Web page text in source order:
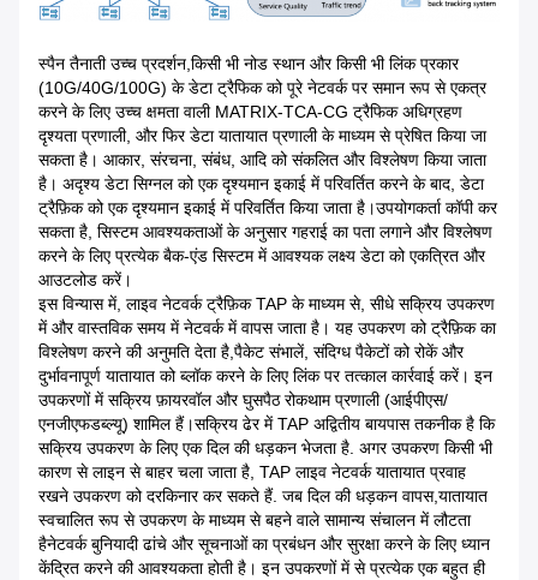
स्पैन तैनाती उच्च प्रदर्शन,किसी भी नोड स्थान और किसी भी लिंक प्रकार
(10G/40G/100G) के डेटा ट्रैफिक को पूरे नेटवर्क पर समान रूप से एकत्र
करने के लिए उच्च क्षमता वाली MATRIX-TCA-CG ट्रैफिक अधिग्रहण
दृश्यता प्रणाली, और फिर डेटा यातायात प्रणाली के माध्यम से प्रेषित किया जा
सकता है। आकार, संरचना, संबंध, आदि को संकलित और विश्लेषण किया जाता
है। अदृश्य डेटा सिग्नल को एक दृश्यमान इकाई में परिवर्तित करने के बाद, डेटा
ट्रैफ़िक को एक दृश्यमान इकाई में परिवर्तित किया जाता है।उपयोगकर्ता कॉपी कर
सकता है, सिस्टम आवश्यकताओं के अनुसार गहराई का पता लगाने और विश्लेषण
करने के लिए प्रत्येक बैक-एंड सिस्टम में आवश्यक लक्ष्य डेटा को एकत्रित और
आउटलोड करें।
इस विन्यास में, लाइव नेटवर्क ट्रैफ़िक TAP के माध्यम से, सीधे सक्रिय उपकरण
में और वास्तविक समय में नेटवर्क में वापस जाता है। यह उपकरण को ट्रैफ़िक का
विश्लेषण करने की अनुमति देता है,पैकेट संभालें, संदिग्ध पैकेटों को रोकें और
दुर्भावनापूर्ण यातायात को ब्लॉक करने के लिए लिंक पर तत्काल कार्रवाई करें। इन
उपकरणों में सक्रिय फ़ायरवॉल और घुसपैठ रोकथाम प्रणाली (आईपीएस/
एनजीएफडब्ल्यू) शामिल हैं।सक्रिय ढेर में TAP अद्वितीय बायपास तकनीक है कि
सक्रिय उपकरण के लिए एक दिल की धड़कन भेजता है. अगर उपकरण किसी भी
कारण से लाइन से बाहर चला जाता है, TAP लाइव नेटवर्क यातायात प्रवाह
रखने उपकरण को दरकिनार कर सकते हैं. जब दिल की धड़कन वापस,यातायात
स्वचालित रूप से उपकरण के माध्यम से बहने वाले सामान्य संचालन में लौटता
हैनेटवर्क बुनियादी ढांचे और सूचनाओं का प्रबंधन और सुरक्षा करने के लिए ध्यान
केंद्रित करने की आवश्यकता होती है। इन उपकरणों में से प्रत्येक एक बहुत ही